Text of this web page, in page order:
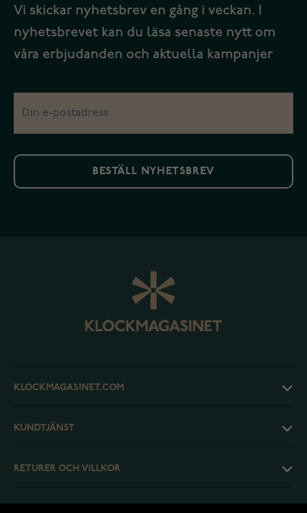
Vi skickar nyhetsbrev en gång i veckan. I
nyhetsbrevet kan du läsa senaste nytt om
våra erbjudanden och aktuella kampanjer
BESTÄLL NYHETSBREV
KLOCKMAGASINET.COM
KUNDTJÄNST
RETURER OCH VILLKOR